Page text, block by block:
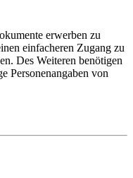
erwerben zu
einfacheren Zugang zu
Des Weiteren benötigen
Personenangaben von